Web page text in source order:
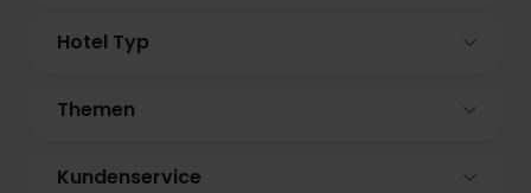
Hotel Typ
Themen
Kundenservice